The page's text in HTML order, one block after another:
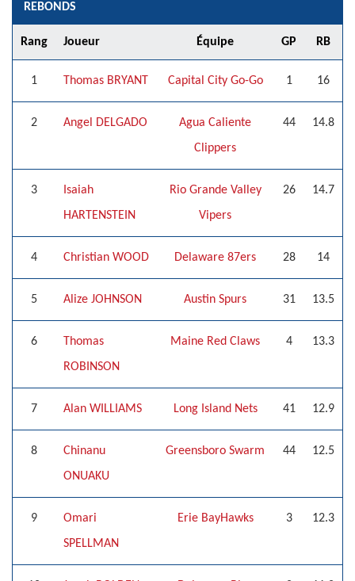
REBONDS
Rang Joueur Équipe GP RB
1 Thomas BRYANT Capital City Go-Go 1 16
2 Angel DELGADO
Agua Caliente
Clippers
44 14.8
3
Isaiah
HARTENSTEIN
Rio Grande Valley
Vipers
26 14.7
4 Christian WOOD Delaware 87ers 28 14
5 Alize JOHNSON Austin Spurs 31 13.5
6
Thomas
ROBINSON
Maine Red Claws 4 13.3
7 Alan WILLIAMS Long Island Nets 41 12.9
8
Chinanu
ONUAKU
Greensboro Swarm 44 12.5
9
Omari
SPELLMAN
Erie BayHawks 3 12.3